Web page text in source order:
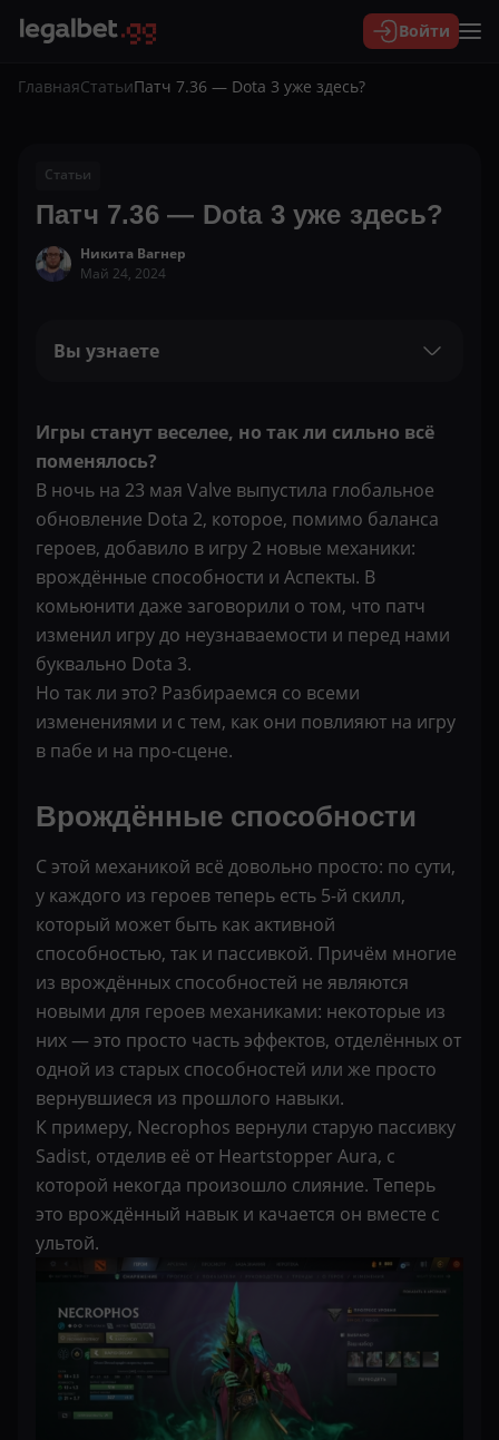
Войти
ГлавнаяСтатьиПатч 7.36 — Dota 3 уже здесь?
Статьи
Патч 7.36 — Dota 3 уже здесь?
Никита Вагнер
Май 24, 2024
Вы узнаете
Игры станут веселее, но так ли сильно всё
поменялось?
В ночь на 23 мая Valve выпустила глобальное
обновление Dota 2, которое, помимо баланса
героев, добавило в игру 2 новые механики:
врождённые способности и Аспекты. В
комьюнити даже заговорили о том, что патч
изменил игру до неузнаваемости и перед нами
буквально Dota 3.
Но так ли это? Разбираемся со всеми
изменениями и с тем, как они повлияют на игру
в пабе и на про-сцене.
Врождённые способности
С этой механикой всё довольно просто: по сути,
у каждого из героев теперь есть 5-й скилл,
который может быть как активной
способностью, так и пассивкой. Причём многие
из врождённых способностей не являются
новыми для героев механиками: некоторые из
них — это просто часть эффектов, отделённых от
одной из старых способностей или же просто
вернувшиеся из прошлого навыки.
К примеру, Necrophos вернули старую пассивку
Sadist, отделив её от Heartstopper Aura, с
которой некогда произошло слияние. Теперь
это врождённый навык и качается он вместе с
ультой.